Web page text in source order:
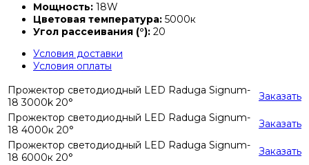
Мощность: 18W
Цветовая температура: 5000к
Угол рассеивания (°): 20
Условия доставки
Условия оплаты
Прожектор светодиодный LED Raduga Signum-
18 3000k 20°
Заказать
Прожектор светодиодный LED Raduga Signum-
18 4000к 20°
Заказать
Прожектор светодиодный LED Raduga Signum-
18 6000к 20°
Заказать